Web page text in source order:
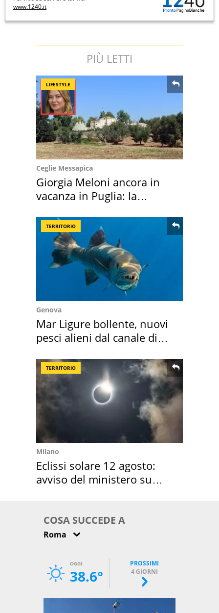
www.1240.it
PIÙ LETTI
LIFESTYLE
Ceglie Messapica
Giorgia Meloni ancora in
vacanza in Puglia: la
TERRITORIO
Genova
Mar Ligure bollente, nuovi
pesci alieni dal canale di
TERRITORIO
Milano
Eclissi solare 12 agosto:
avviso del ministero su